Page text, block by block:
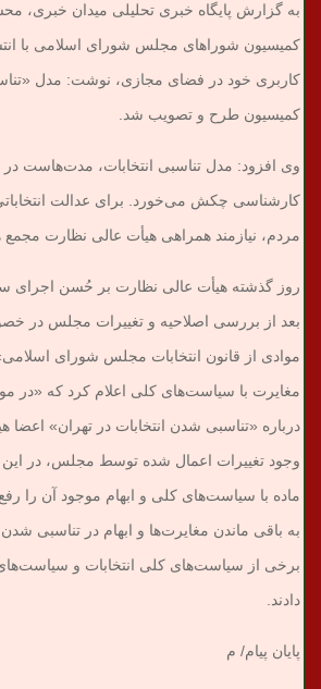
به گزارش پایگاه خبری تحلیلی میدان خبری،
کمیسیون شوراهای مجلس شورای اسلامی با
کاربری خود در فضای مجازی، نوشت: مدل
کمیسیون طرح و تصویب شد.
‏وی افزود: مدل تناسبی انتخابات، مدت‌هاست
کارشناسی چکش می‌خورد. برای عدالت
مردم، نیازمند همراهی هیأت عالی نظارت مجمع
روز گذشته هیأت عالی نظارت بر حُسن اجرای
بعد از بررسی اصلاحیه و تغییرات مجلس در
موادی از قانون انتخابات مجلس شورای
درباره «تناسبی شدن انتخابات در تهران» اعضا
وجود تغییرات اعمال شده توسط مجلس، در این
ماده با سیاست‌های کلی و ابهام موجود آن را
به باقی ماندن مغایرت‌ها و ابهام در تناسبی شدن
برخی از سیاست‌های کلی انتخابات و
دادند.
پایان پیام/ م